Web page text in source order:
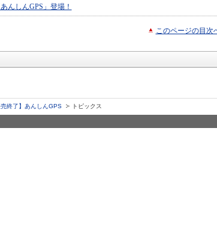
んしんGPS」登場！
このページの目次
売終了】あんしんGPS トピックス